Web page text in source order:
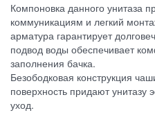
Компоновка данного унитаза
коммуникациям и легкий
арматура гарантирует
подвод воды обеспечивает
заполнения бачка.
Безободковая конструкция
поверхность придают унитазу
уход.